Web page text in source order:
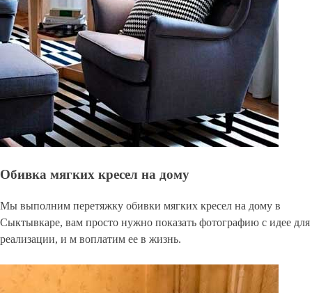
Обивка мягких кресел на дому
Мы выполним перетяжку обивки мягких кресел на дому в
Сыктывкаре, вам просто нужно показать фотографию с идее для
реализации, и м воплатим ее в жизнь.